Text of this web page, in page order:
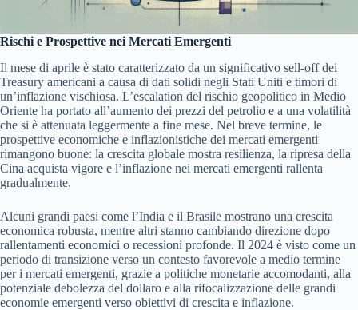
Rischi e Prospettive nei Mercati Emergenti
Il mese di aprile è stato caratterizzato da un significativo sell-off dei
Treasury americani a causa di dati solidi negli Stati Uniti e timori di
un’inflazione vischiosa. L’escalation del rischio geopolitico in Medio
Oriente ha portato all’aumento dei prezzi del petrolio e a una volatilità
che si è attenuata leggermente a fine mese. Nel breve termine, le
prospettive economiche e inflazionistiche dei mercati emergenti
rimangono buone: la crescita globale mostra resilienza, la ripresa della
Cina acquista vigore e l’inflazione nei mercati emergenti rallenta
gradualmente.
Alcuni grandi paesi come l’India e il Brasile mostrano una crescita
economica robusta, mentre altri stanno cambiando direzione dopo
rallentamenti economici o recessioni profonde. Il 2024 è visto come un
periodo di transizione verso un contesto favorevole a medio termine
per i mercati emergenti, grazie a politiche monetarie accomodanti, alla
potenziale debolezza del dollaro e alla rifocalizzazione delle grandi
economie emergenti verso obiettivi di crescita e inflazione.